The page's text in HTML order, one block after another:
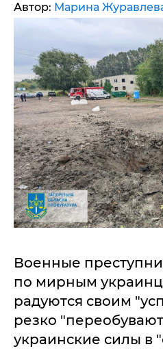
Автор: Марина
Военные
по мирным
радуются своим
резко
украинские силы в